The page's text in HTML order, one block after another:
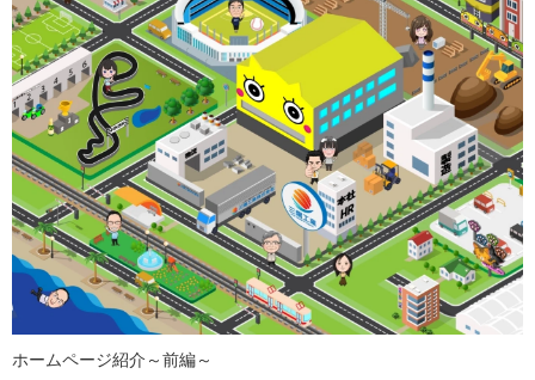
ホームページ紹介～前編～